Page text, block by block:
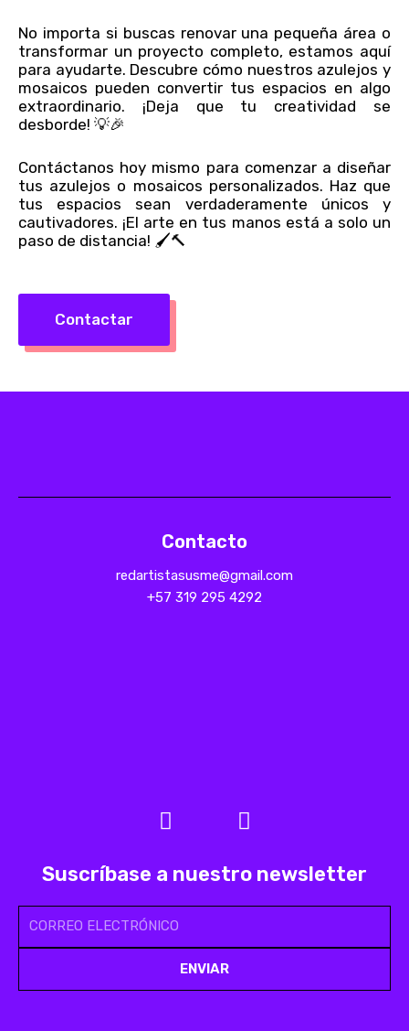
No importa si buscas renovar una pequeña área o
transformar un proyecto completo, estamos aquí
para ayudarte. Descubre cómo nuestros azulejos y
mosaicos pueden convertir tus espacios en algo
extraordinario. ¡Deja que tu creatividad se
desborde! 💡🎉
Contáctanos hoy mismo para comenzar a diseñar
tus azulejos o mosaicos personalizados. Haz que
tus espacios sean verdaderamente únicos y
cautivadores. ¡El arte en tus manos está a solo un
paso de distancia! 🖌️🔨
Contactar
Contacto
redartistasusme@gmail.com
+57 319 295 4292
F
a
e
b
o
o
I
n
t
a
r
m
Suscríbase a nuestro newsletter
ENVIAR